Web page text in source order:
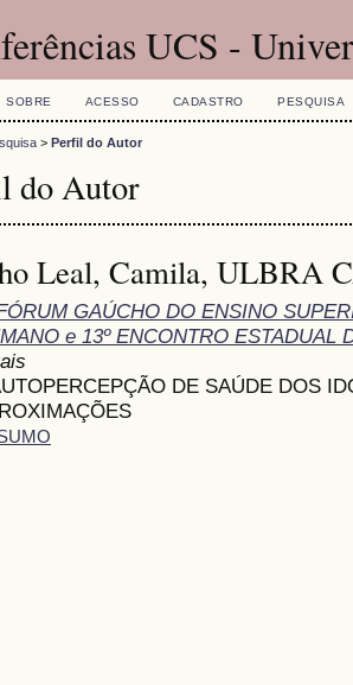
UCS -
SOBRE ACESSO CADASTRO PESQUISA
> Perfil do Autor
do Autor
Leal, Camila, ULBRA
GAÚCHO DO ENSINO
e 13º ENCONTRO ESTADUAL
DE SAÚDE DOS